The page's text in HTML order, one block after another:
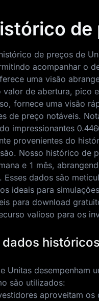
de
de preços de
acompanhar o
uma visão
de abertura, pico
fornece uma visão
de preço notáveis.
impressionantes
provenientes do
Nosso histórico de
e 1 mês,
Esses dados são
ideais para
para download
valioso para os
Unitas desempenham
são utilizados:
aproveitam